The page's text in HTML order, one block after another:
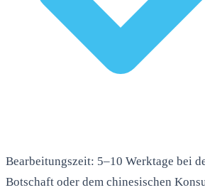
Bearbeitungszeit: 5–10 Werktage bei
Botschaft oder dem chinesischen